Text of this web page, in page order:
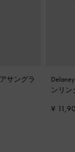
サングラ
ンリン
¥